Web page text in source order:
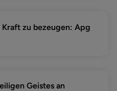
zu bezeugen: Apg
Geistes an